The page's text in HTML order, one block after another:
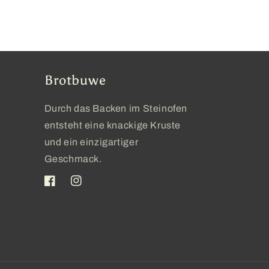
Brotbuwe
Durch das Backen im Steinofen
entsteht eine knackige Kruste
und ein einzigartiger
Geschmack.
FacebookInstagram